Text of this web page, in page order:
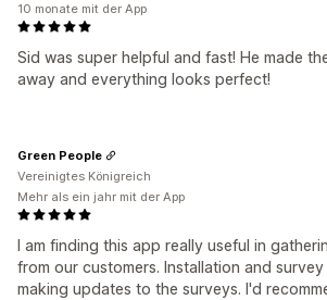
Sid was super helpful and fast! He made
away and everything looks perfect!
10 monate mit der App
I am finding this app really useful in
from our customers. Installation and
making updates to the surveys. I'd
Green People
Vereinigtes Königreich
Mehr als ein jahr mit der App